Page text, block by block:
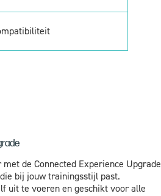
de Connected Experience Upgrade
bij jouw trainingsstijl past.
uit te voeren en geschikt voor alle